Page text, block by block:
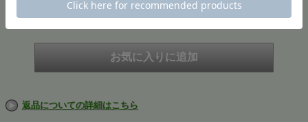
在庫 在庫切れ
返品についての詳細はこちら